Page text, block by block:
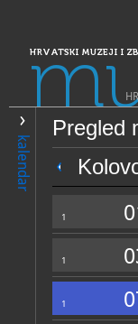
HRVATSKI MUZEJI I
HR
kalendar
Pregled
1
1
1
PRETRAŽIVANJE
Dalmacija
Muzej